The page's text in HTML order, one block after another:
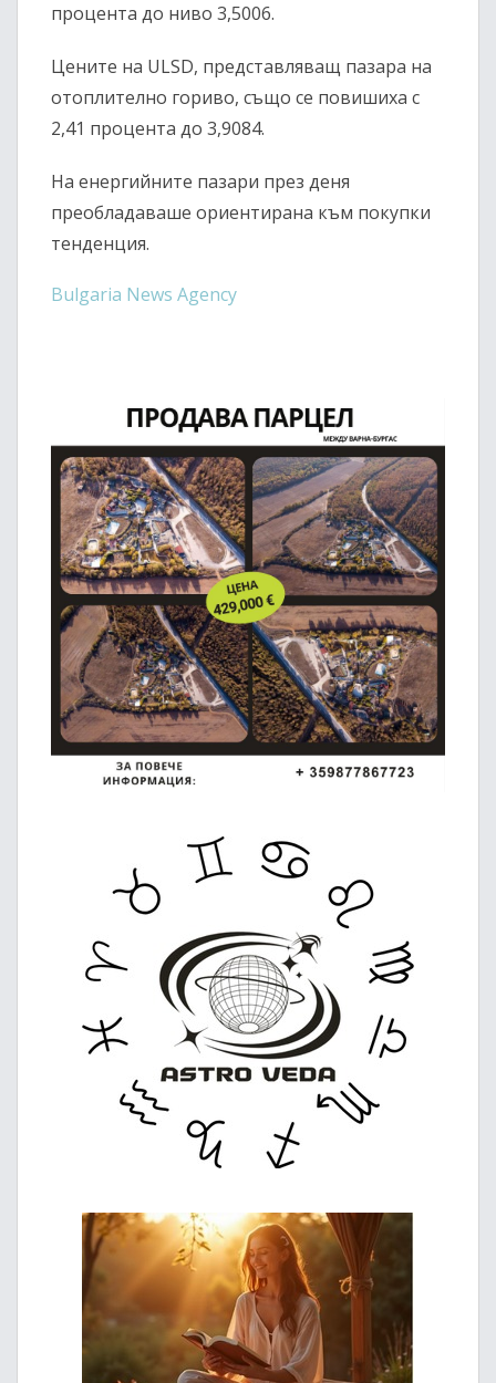
процента до ниво 3,5006.
Цените на ULSD, представляващ пазара на
отоплително гориво, също се повишиха с
2,41 процента до 3,9084.
На енергийните пазари през деня
преобладаваше ориентирана към покупки
тенденция.
Bulgaria News Agency